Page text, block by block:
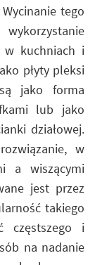
tego
w kuchniach i
płyty pleksi
jako forma
lub jako
działowej.
w
a wiszącymi
jest przez
takiego
częstszego i
na nadanie